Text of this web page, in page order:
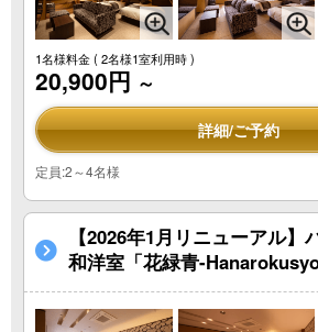
1名様料金( 2名様1室利用時 )
20,900円 ～
詳細/ご予約
定員:2～4名様
【2026年1月リニューアル】
和洋室「花緑青-